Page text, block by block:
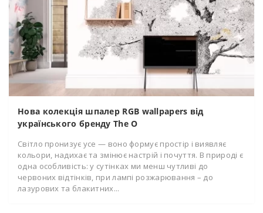
Нова колекція шпалер RGB wallpapers від
українського бренду The O
Світло пронизує усе — воно формує простір і виявляє
кольори, надихає та змінює настрій і почуття. В природі є
одна особливість: у сутінках ми менш чутливі до
червоних відтінків, при лампі розжарювання – до
лазурових та блакитних...